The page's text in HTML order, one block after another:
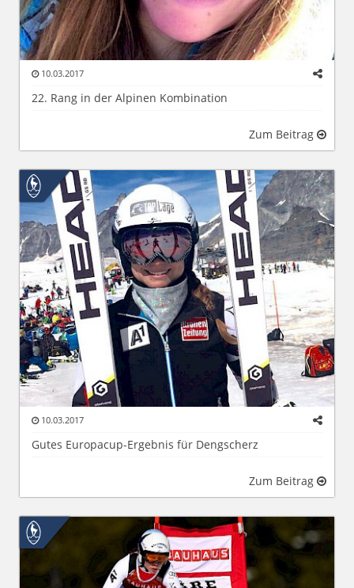
10.03.2017
22. Rang in der Alpinen Kombination
Zum Beitrag
10.03.2017
Gutes Europacup-Ergebnis für Dengscherz
Zum Beitrag